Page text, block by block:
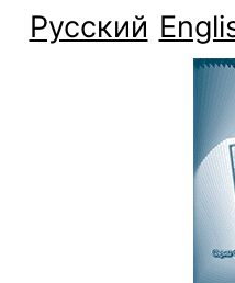
Русский